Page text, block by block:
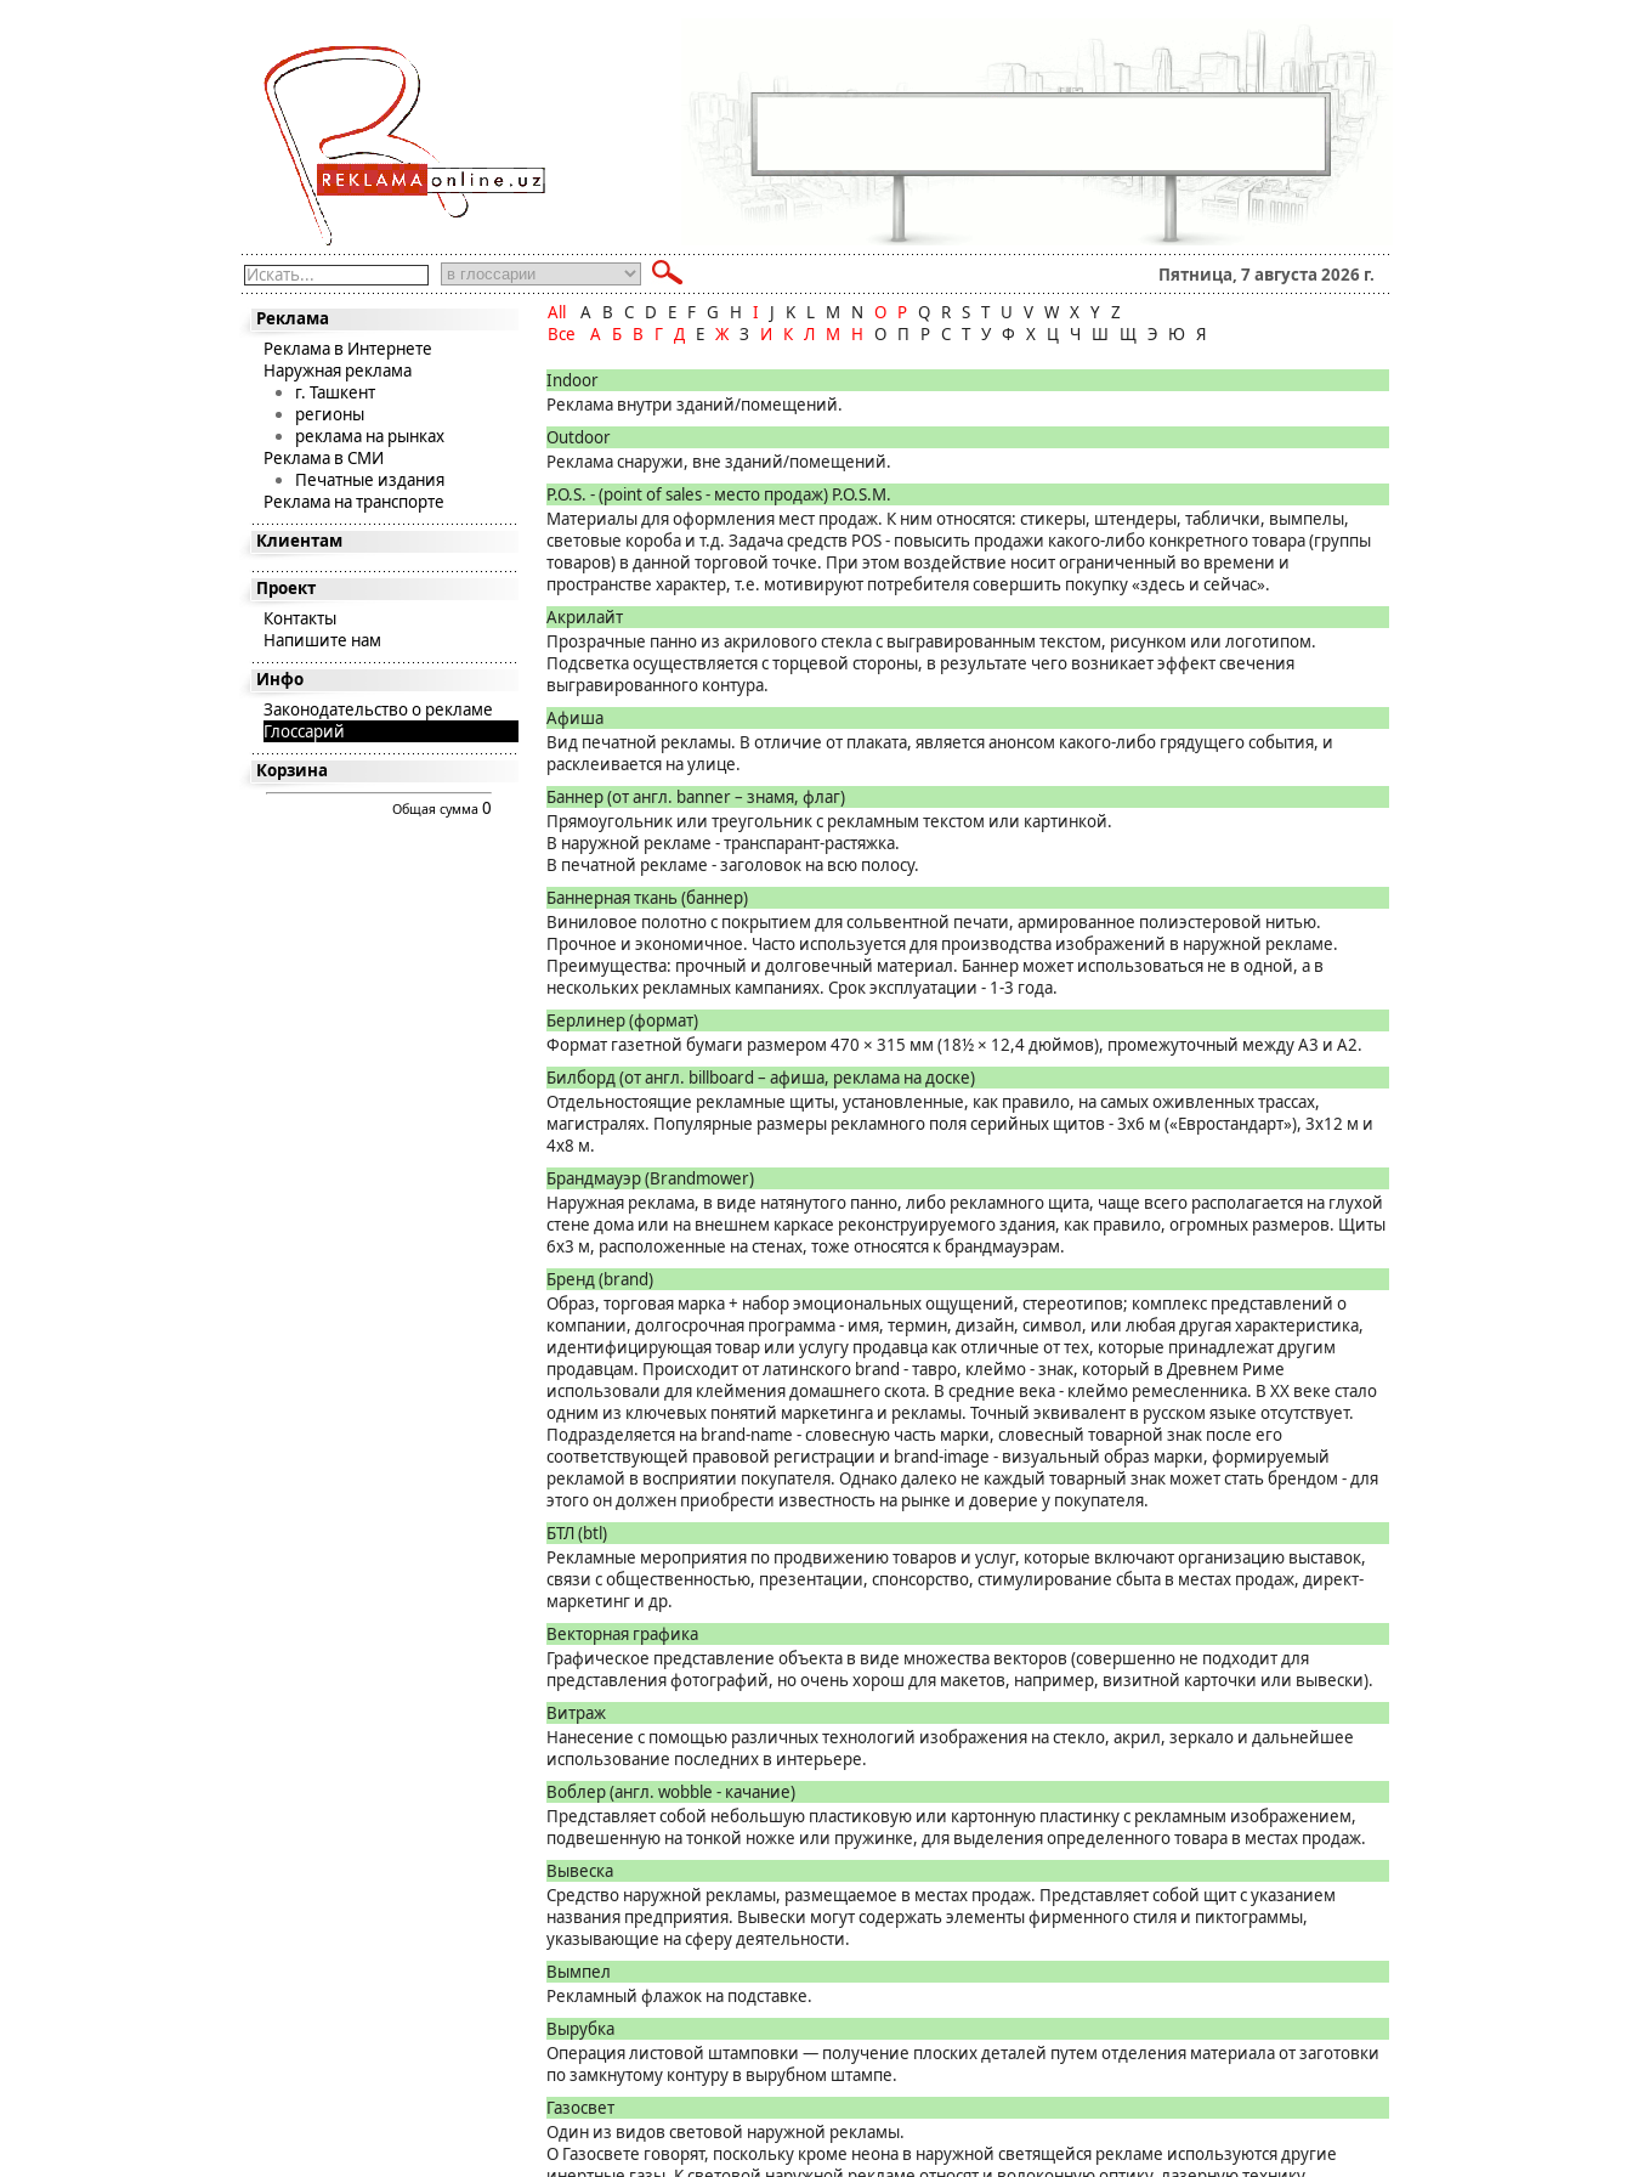
Искать...
Пятница, 7 августа 2026 г.
Реклама
Реклама в Интернете
Наружная реклама
г. Ташкент
регионы
реклама на рынках
Реклама в СМИ
Печатные издания
Реклама на транспорте
Клиентам
Проект
Контакты
Напишите нам
Инфо
Законодательство о рекламе
Глоссарий
Корзина
Общая сумма 0
All A B C D E F G H I J K L M N O P Q R S T U V W X Y Z
Все
А Б В Г Д Е Ж З И К Л М Н О П Р С Т У Ф Х Ц Ч Ш Щ Э Ю Я
Indoor
Реклама внутри зданий/помещений.
Outdoor
Реклама снаружи, вне зданий/помещений.
P.O.S. - (point of sales - место продаж) P.O.S.М.
Материалы для оформления мест продаж. К ним относятся: стикеры, штендеры, таблички, вымпелы,
световые короба и т.д. Задача средств POS - повысить продажи какого-либо конкретного товара (группы
товаров) в данной торговой точке. При этом воздействие носит ограниченный во времени и
пространстве характер, т.е. мотивируют потребителя совершить покупку «здесь и сейчас».
Акрилайт
Прозрачные панно из акрилового стекла с выгравированным текстом, рисунком или логотипом.
Подсветка осуществляется с торцевой стороны, в результате чего возникает эффект свечения
выгравированного контура.
Афиша
Вид печатной рекламы. В отличие от плаката, является анонсом какого-либо грядущего события, и
расклеивается на улице.
Баннер (от англ. banner – знамя, флаг)
Прямоугольник или треугольник с рекламным текстом или картинкой.
В наружной рекламе - транспарант-растяжка.
В печатной рекламе - заголовок на всю полосу.
Баннерная ткань (баннер)
Виниловое полотно с покрытием для сольвентной печати, армированное полиэстеровой нитью.
Прочное и экономичное. Часто используется для производства изображений в наружной рекламе.
Преимущества: прочный и долговечный материал. Баннер может использоваться не в одной, а в
нескольких рекламных кампаниях. Срок эксплуатации - 1-3 года.
Берлинер (формат)
Формат газетной бумаги размером 470 × 315 мм (18½ × 12,4 дюймов), промежуточный между A3 и A2.
Билборд (от англ. billboard – афиша, реклама на доске)
Отдельностоящие рекламные щиты, установленные, как правило, на самых оживленных трассах,
магистралях. Популярные размеры рекламного поля серийных щитов - 3х6 м («Евростандарт»), 3х12 м и
4х8 м.
Брандмауэр (Brandmower)
Наружная реклама, в виде натянутого панно, либо рекламного щита, чаще всего располагается на глухой
стене дома или на внешнем каркасе реконструируемого здания, как правило, огромных размеров. Щиты
6х3 м, расположенные на стенах, тоже относятся к брандмауэрам.
Бренд (brand)
Образ, торговая марка + набор эмоциональных ощущений, стереотипов; комплекс представлений о
компании, долгосрочная программа - имя, термин, дизайн, символ, или любая другая характеристика,
идентифицирующая товар или услугу продавца как отличные от тех, которые принадлежат другим
продавцам. Происходит от латинского brand - тавро, клеймо - знак, который в Древнем Риме
использовали для клеймения домашнего скота. В средние века - клеймо ремесленника. В ХХ веке стало
одним из ключевых понятий маркетинга и рекламы. Точный эквивалент в русском языке отсутствует.
Подразделяется на brand-name - словесную часть марки, словесный товарной знак после его
соответствующей правовой регистрации и brand-image - визуальный образ марки, формируемый
рекламой в восприятии покупателя. Однако далеко не каждый товарный знак может стать брендом - для
этого он должен приобрести известность на рынке и доверие у покупателя.
БТЛ (btl)
Рекламные мероприятия по продвижению товаров и услуг, которые включают организацию выставок,
связи с общественностью, презентации, спонсорство, стимулирование сбыта в местах продаж, директ-
маркетинг и др.
Векторная графика
Графическое представление объекта в виде множества векторов (совершенно не подходит для
представления фотографий, но очень хорош для макетов, например, визитной карточки или вывески).
Витраж
Нанесение с помощью различных технологий изображения на стекло, акрил, зеркало и дальнейшее
использование последних в интерьере.
Воблер (англ. wobble - качание)
Представляет собой небольшую пластиковую или картонную пластинку с рекламным изображением,
подвешенную на тонкой ножке или пружинке, для выделения определенного товара в местах продаж.
Вывеска
Средство наружной рекламы, размещаемое в местах продаж. Представляет собой щит с указанием
названия предприятия. Вывески могут содержать элементы фирменного стиля и пиктограммы,
указывающие на сферу деятельности.
Вымпел
Рекламный флажок на подставке.
Вырубка
Операция листовой штамповки — получение плоских деталей путем отделения материала от заготовки
по замкнутому контуру в вырубном штампе.
Газосвет
Один из видов световой наружной рекламы.
О Газосвете говорят, поскольку кроме неона в наружной светящейся рекламе используются другие